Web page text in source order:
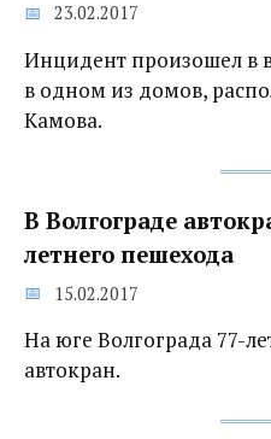
23.02.2017
Инцидент произошел в
в одном из домов,
Камова.
В Волгограде
летнего пешехода
15.02.2017
На юге Волгограда 77-
автокран.